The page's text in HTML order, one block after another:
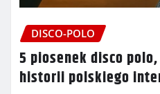
DISCO-POLO
5 piosenek disco
historii polskiego